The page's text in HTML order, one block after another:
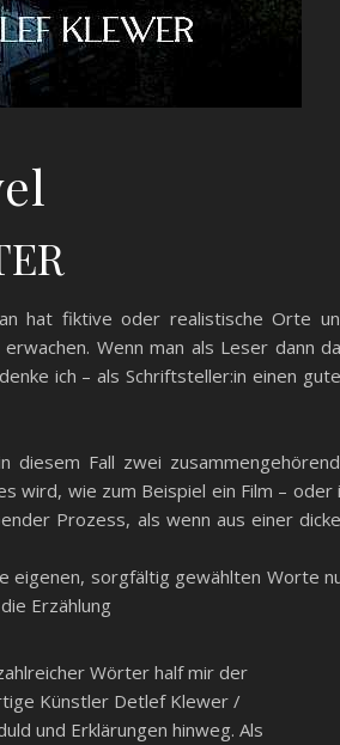
hat fiktive oder realistische Orte
Wenn man als Leser dann
ich – als Schriftsteller:in einen
diesem Fall zwei
wird, wie zum Beispiel ein Film – oder
Prozess, als wenn aus einer
eigenen, sorgfältig gewählten Worte
Erzählung
Wörter half mir der
Künstler Detlef Klewer /
und Erklärungen hinweg. Als